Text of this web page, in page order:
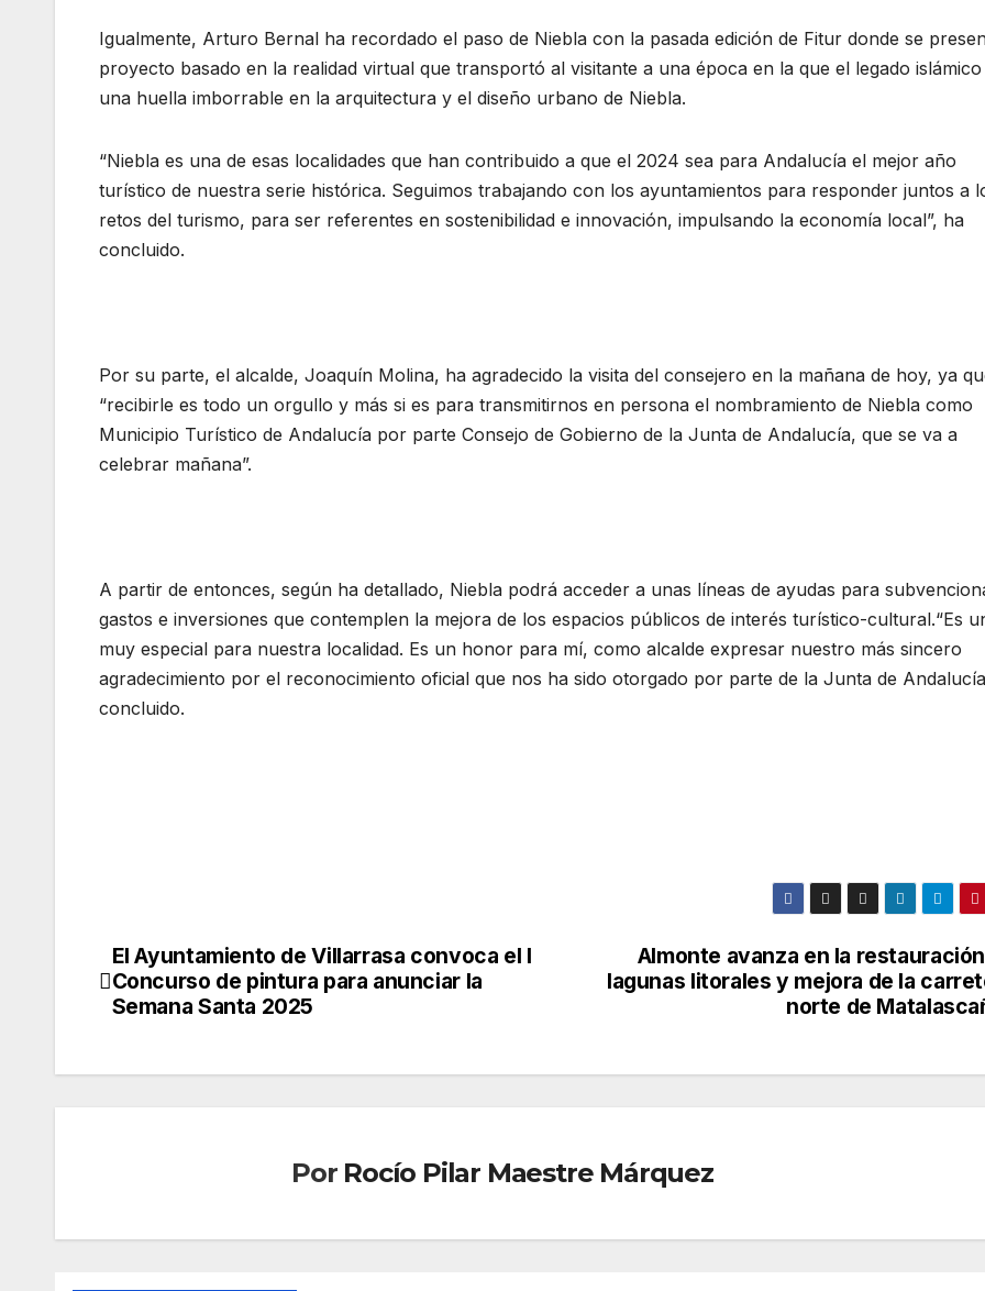
Igualmente, Arturo Bernal ha recordado el paso de Niebla con la pasada edición de Fitur donde se
proyecto basado en la realidad virtual que transportó al visitante a una época en la que el legado islámico
una huella imborrable en la arquitectura y el diseño urbano de Niebla.
“Niebla es una de esas localidades que han contribuido a que el 2024 sea para Andalucía el mejor año
turístico de nuestra serie histórica. Seguimos trabajando con los ayuntamientos para responder juntos a
retos del turismo, para ser referentes en sostenibilidad e innovación, impulsando la economía local”, ha
concluido.
Por su parte, el alcalde, Joaquín Molina, ha agradecido la visita del consejero en la mañana de hoy, ya
“recibirle es todo un orgullo y más si es para transmitirnos en persona el nombramiento de Niebla como
Municipio Turístico de Andalucía por parte Consejo de Gobierno de la Junta de Andalucía, que se va a
celebrar mañana”.
A partir de entonces, según ha detallado, Niebla podrá acceder a unas líneas de ayudas para
gastos e inversiones que contemplen la mejora de los espacios públicos de interés turístico-cultural.“Es
muy especial para nuestra localidad. Es un honor para mí, como alcalde expresar nuestro más sincero
agradecimiento por el reconocimiento oficial que nos ha sido otorgado por parte de la Junta de
concluido.
Navegación
de
Almonte avanza en la
lagunas litorales y mejora de la
norte de
El Ayuntamiento de Villarrasa convoca el I
Concurso de pintura para anunciar la
Semana Santa 2025
Por Rocío Pilar Maestre Márquez